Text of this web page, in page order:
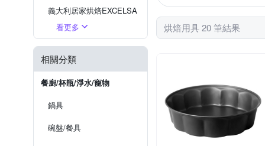
義大利居家烘焙EXCELSA
西班牙創意烘焙IBILI
英國現代餐廚Premier
看更多
相關分類
餐廚/杯瓶/淨水/寵物
鍋具
碗盤/餐具
烘焙用具 20 筆結果